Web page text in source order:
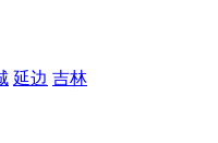
延边 吉林